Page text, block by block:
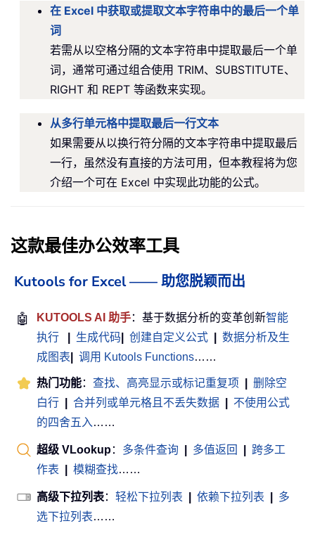
在 Excel 中获取或提取文本字符串中的最后一个单
词
若需从以空格分隔的文本字符串中提取最后一个单
词，通常可通过组合使用 TRIM、SUBSTITUTE、
RIGHT 和 REPT 等函数来实现。
从多行单元格中提取最后一行文本
如果需要从以换行符分隔的文本字符串中提取最后
一行，虽然没有直接的方法可用，但本教程将为您
介绍一个可在 Excel 中实现此功能的公式。
这款最佳办公效率工具
Kutools for Excel —— 助您脱颖而出
🤖 KUTOOLS AI 助手：基于数据分析的变革创新智能
执行
生成代码 创建自定义公式
数据分析及生
成图表
调用 Kutools Functions……
热门功能： 查找、高亮显示或标记重复项
删除空
白行
合并列或单元格且不丢失数据
不使用公式
的四舍五入 ……
超级 VLookup： 多条件查询 多值返回
跨多工
作表
模糊查找……
高级下拉列表： 轻松下拉列表 依赖下拉列表
多
选下拉列表……